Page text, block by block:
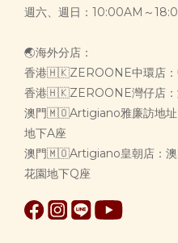
週六、週日：10:00AM～
🌏海外分店：
香港🇭🇰ZEROONE中環店：
香港🇭🇰ZEROONE灣仔店：
澳門🇲🇴Artigiano雅廉訪地址
地下A座
澳門🇲🇴Artigiano皇朝店：澳
花園地下Q座